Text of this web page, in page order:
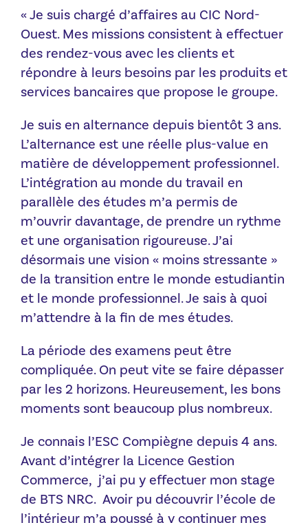
« Je suis chargé d’affaires au CIC Nord-
Ouest. Mes missions consistent à effectuer
des rendez-vous avec les clients et
répondre à leurs besoins par les produits et
services bancaires que propose le groupe.
Je suis en alternance depuis bientôt 3 ans.
L’alternance est une réelle plus-value en
matière de développement professionnel.
L’intégration au monde du travail en
parallèle des études m’a permis de
m’ouvrir davantage, de prendre un rythme
et une organisation rigoureuse. J’ai
désormais une vision « moins stressante »
de la transition entre le monde estudiantin
et le monde professionnel. Je sais à quoi
m’attendre à la fin de mes études.
La période des examens peut être
compliquée. On peut vite se faire dépasser
par les 2 horizons. Heureusement, les bons
moments sont beaucoup plus nombreux.
Je connais l’ESC Compiègne depuis 4 ans.
Avant d’intégrer la Licence Gestion
Commerce, j’ai pu y effectuer mon stage
de BTS NRC. Avoir pu découvrir l’école de
l’intérieur m’a poussé à y continuer mes